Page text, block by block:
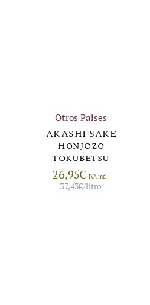
Otros Paises
AKASHI SAKE
Honjozo
tokubetsu
26,95€ IVA incl.
37,43€/litro